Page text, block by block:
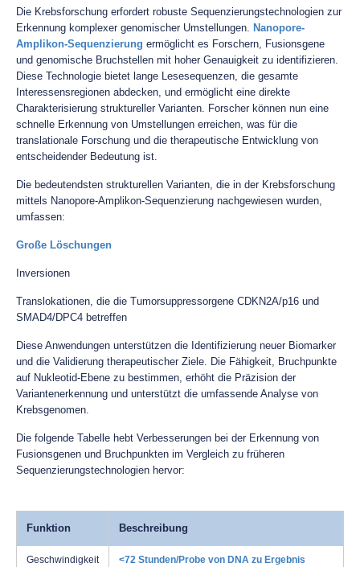
Die Krebsforschung erfordert robuste Sequenzierungstechnologien zur
Erkennung komplexer genomischer Umstellungen. Nanopore-
Amplikon-Sequenzierung ermöglicht es Forschern, Fusionsgene
und genomische Bruchstellen mit hoher Genauigkeit zu identifizieren.
Diese Technologie bietet lange Lesesequenzen, die gesamte
Interessensregionen abdecken, und ermöglicht eine direkte
Charakterisierung struktureller Varianten. Forscher können nun eine
schnelle Erkennung von Umstellungen erreichen, was für die
translationale Forschung und die therapeutische Entwicklung von
entscheidender Bedeutung ist.
Die bedeutendsten strukturellen Varianten, die in der Krebsforschung
mittels Nanopore-Amplikon-Sequenzierung nachgewiesen wurden,
umfassen:
Große Löschungen
Inversionen
Translokationen, die die Tumorsuppressorgene CDKN2A/p16 und
SMAD4/DPC4 betreffen
Diese Anwendungen unterstützen die Identifizierung neuer Biomarker
und die Validierung therapeutischer Ziele. Die Fähigkeit, Bruchpunkte
auf Nukleotid-Ebene zu bestimmen, erhöht die Präzision der
Variantenerkennung und unterstützt die umfassende Analyse von
Krebsgenomen.
Die folgende Tabelle hebt Verbesserungen bei der Erkennung von
Fusionsgenen und Bruchpunkten im Vergleich zu früheren
Sequenzierungstechnologien hervor:
Funktion Beschreibung
Geschwindigkeit <72 Stunden/Probe von DNA zu Ergebnis